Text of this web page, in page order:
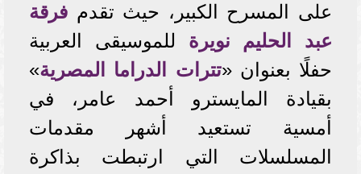
على المسرح الكبير، حيث تقدم فرقة
عبد الحليم نويرة للموسيقى العربية
حفلًا بعنوان «تترات الدراما المصرية»
بقيادة المايسترو أحمد عامر، في
أمسية تستعيد أشهر مقدمات
المسلسلات التي ارتبطت بذاكرة